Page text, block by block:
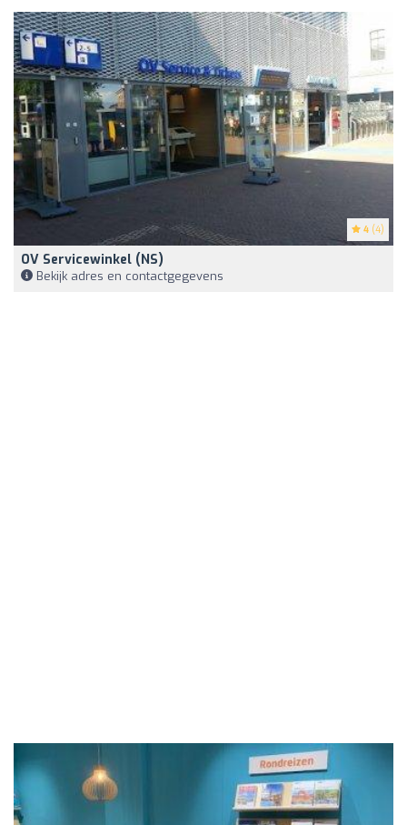
4 (4)
OV Servicewinkel (NS)
Bekijk adres en contactgegevens